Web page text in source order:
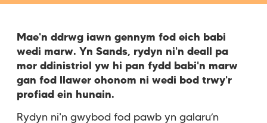
Mae'n ddrwg iawn gennym fod eich babi
wedi marw. Yn Sands, rydyn ni'n deall pa
mor ddinistriol yw hi pan fydd babi'n marw
gan fod llawer ohonom ni wedi bod trwy'r
profiad ein hunain.
Rydyn ni'n gwybod fod pawb yn galaru’n